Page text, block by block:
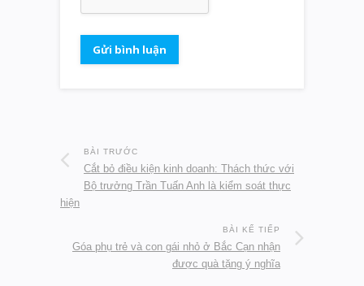
BÀI TRƯỚC
Cắt bỏ điều kiện kinh doanh: Thách thức với
Bộ trưởng Trần Tuấn Anh là kiểm soát thực
hiện
BÀI KẾ TIẾP
Góa phụ trẻ và con gái nhỏ ở Bắc Cạn nhận
được quà tặng ý nghĩa